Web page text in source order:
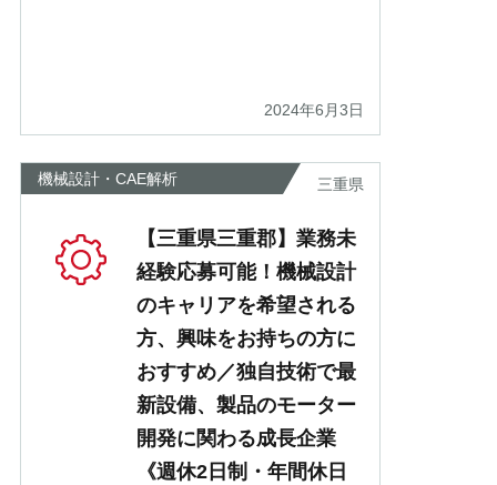
2024年6月3日
機械設計・CAE解析 三重県
【三重県三重郡】業務未
経験応募可能！機械設計
のキャリアを希望される
方、興味をお持ちの方に
おすすめ／独自技術で最
新設備、製品のモーター
開発に関わる成長企業
《週休2日制・年間休日